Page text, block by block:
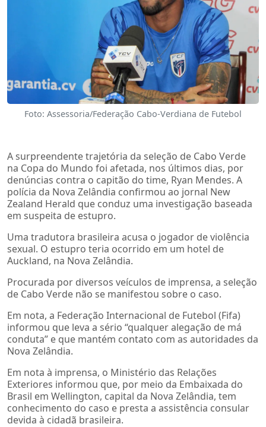
Foto: Assessoria/Federação Cabo-Verdiana de Futebol
A surpreendente trajetória da seleção de Cabo Verde
na Copa do Mundo foi afetada, nos últimos dias, por
denúncias contra o capitão do time, Ryan Mendes. A
polícia da Nova Zelândia confirmou ao jornal New
Zealand Herald que conduz uma investigação baseada
em suspeita de estupro.
Uma tradutora brasileira acusa o jogador de violência
sexual. O estupro teria ocorrido em um hotel de
Auckland, na Nova Zelândia.
Procurada por diversos veículos de imprensa, a seleção
de Cabo Verde não se manifestou sobre o caso.
Em nota, a Federação Internacional de Futebol (Fifa)
informou que leva a sério “qualquer alegação de má
conduta” e que mantém contato com as autoridades da
Nova Zelândia.
Em nota à imprensa, o Ministério das Relações
Exteriores informou que, por meio da Embaixada do
Brasil em Wellington, capital da Nova Zelândia, tem
conhecimento do caso e presta a assistência consular
devida à cidadã brasileira.